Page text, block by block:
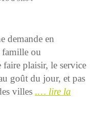
demande en
famille ou
faire plaisir, le service
goût du jour, et pas
villes .… lire la